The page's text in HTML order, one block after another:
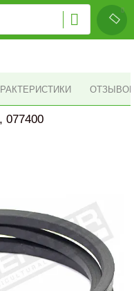
ОТЗЫВОВ
077400